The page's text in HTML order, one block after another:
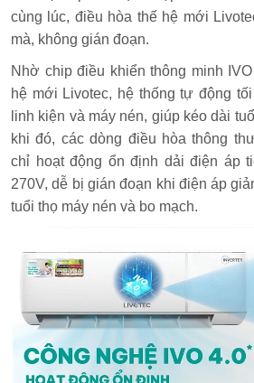
cùng lúc, điều hòa thế hệ mới
mà, không gián đoạn.
Nhờ chip điều khiển thông minh
hệ mới Livotec, hệ thống tự động
linh kiện và máy nén, giúp kéo dài
khi đó, các dòng điều hòa thông
chỉ hoạt động ổn định dải điện áp
270V, dễ bị gián đoạn khi điện áp
tuổi thọ máy nén và bo mạch.